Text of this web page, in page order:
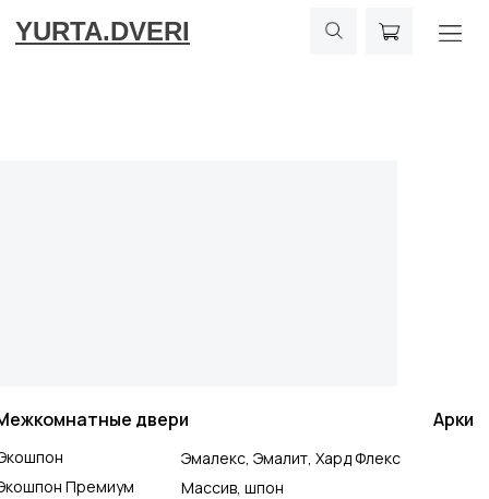
YURTA.DVERI
Премиум
Массив, шпон
Эмалекс, Эмалит, Хард Флекс
Арки
двери